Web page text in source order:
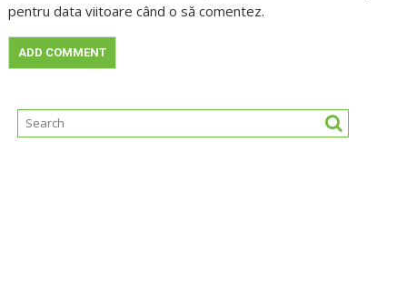
pentru data viitoare când o să comentez.